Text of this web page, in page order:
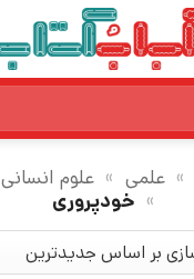
» علمی » علوم انسانی
» خودپروری